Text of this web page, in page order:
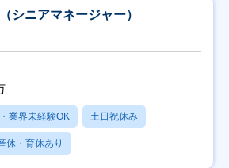
シニアマネージャー）
業界未経験OK 土日祝休み
休・育休あり